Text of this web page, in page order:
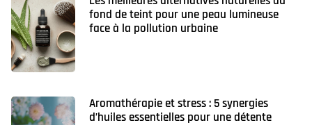
fond de teint pour une peau lumineuse
face à la pollution urbaine
Aromathérapie et stress : 5 synergies
d’huiles essentielles pour une détente